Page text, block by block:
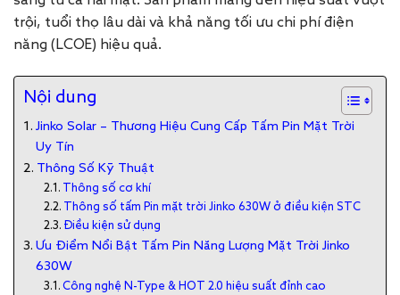
trội, tuổi thọ lâu dài và khả năng tối ưu chi phí điện
năng (LCOE) hiệu quả.
Nội dung
Jinko Solar – Thương Hiệu Cung Cấp Tấm Pin Mặt Trời
Uy Tín
Thông Số Kỹ Thuật
Thông số cơ khí
Thông số tấm Pin mặt trời Jinko 630W ở điều kiện STC
Điều kiện sử dụng
Ưu Điểm Nổi Bật Tấm Pin Năng Lượng Mặt Trời Jinko
630W
Công nghệ N-Type & HOT 2.0 hiệu suất đỉnh cao